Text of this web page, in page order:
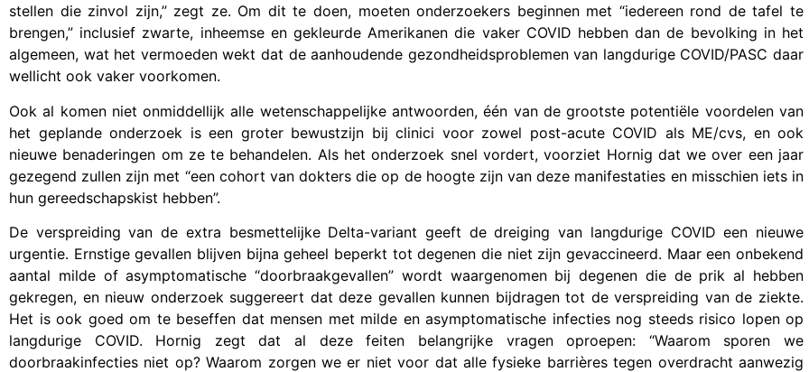
stellen die zinvol zijn,” zegt ze. Om dit te doen, moeten onderzoekers beginnen met “iedereen rond de tafel te
brengen,” inclusief zwarte, inheemse en gekleurde Amerikanen die vaker COVID hebben dan de bevolking in het
algemeen, wat het vermoeden wekt dat de aanhoudende gezondheidsproblemen van langdurige COVID/PASC daar
wellicht ook vaker voorkomen.
Ook al komen niet onmiddellijk alle wetenschappelijke antwoorden, één van de grootste potentiële voordelen van
het geplande onderzoek is een groter bewustzijn bij clinici voor zowel post-acute COVID als ME/cvs, en ook
nieuwe benaderingen om ze te behandelen. Als het onderzoek snel vordert, voorziet Hornig dat we over een jaar
gezegend zullen zijn met “een cohort van dokters die op de hoogte zijn van deze manifestaties en misschien iets in
hun gereedschapskist hebben”.
De verspreiding van de extra besmettelijke Delta-variant geeft de dreiging van langdurige COVID een nieuwe
urgentie. Ernstige gevallen blijven bijna geheel beperkt tot degenen die niet zijn gevaccineerd. Maar een onbekend
aantal milde of asymptomatische “doorbraakgevallen” wordt waargenomen bij degenen die de prik al hebben
gekregen, en nieuw onderzoek suggereert dat deze gevallen kunnen bijdragen tot de verspreiding van de ziekte.
Het is ook goed om te beseffen dat mensen met milde en asymptomatische infecties nog steeds risico lopen op
langdurige COVID. Hornig zegt dat al deze feiten belangrijke vragen oproepen: “Waarom sporen we
doorbraakinfecties niet op? Waarom zorgen we er niet voor dat alle fysieke barrières tegen overdracht aanwezig